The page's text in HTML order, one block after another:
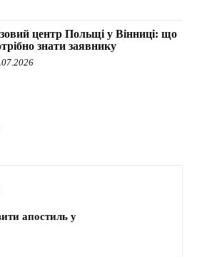
центр Польщі у Вінниці: що
знати заявнику
апостиль у